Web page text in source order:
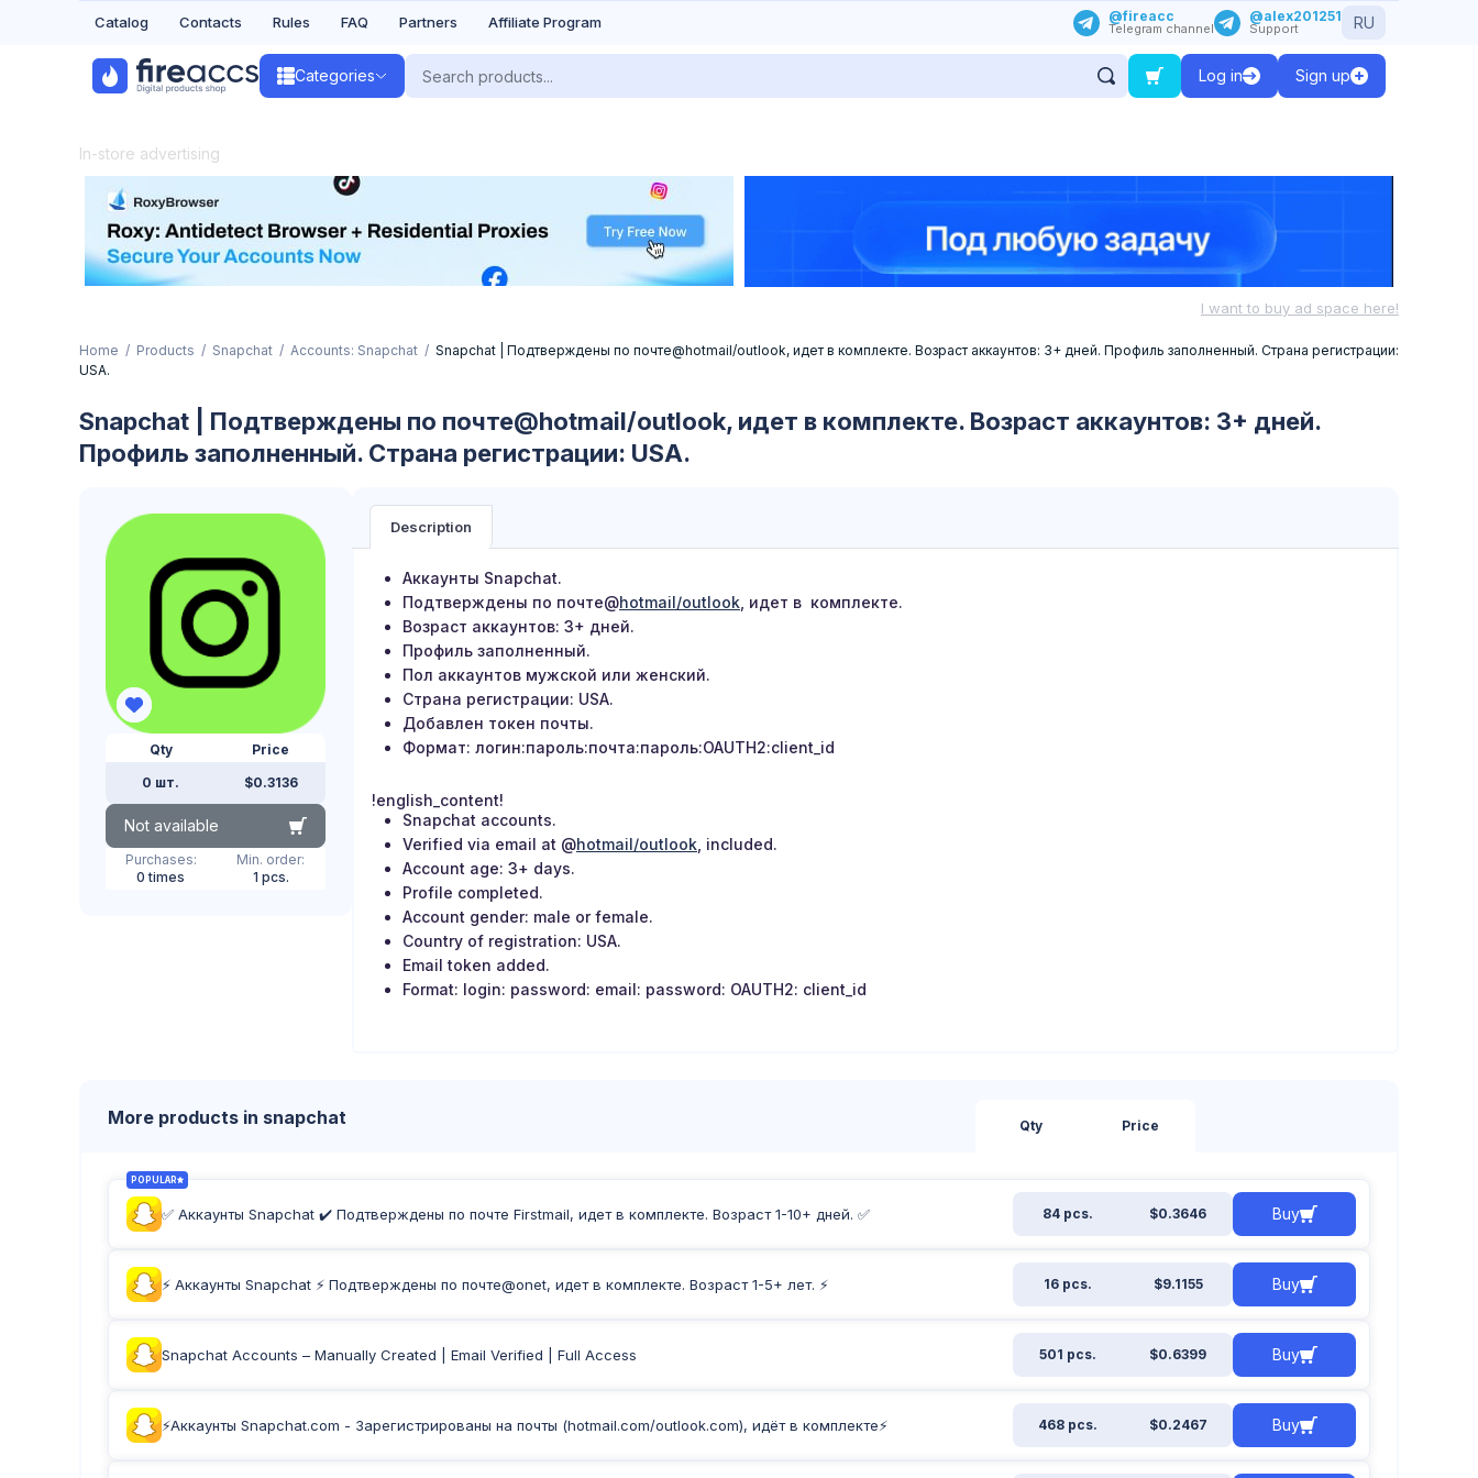
Catalog Contacts Rules FAQ Partners Affiliate Program @fireacc
Telegram channel
@alex201251
Support RU
Categories Log in Sign up
In-store advertising
I want to buy ad space here!
Home Products Snapchat Accounts: Snapchat
Snapchat | Подтверждены по почте@hotmail/outlook, идет в комплекте. Возраст аккаунтов: 3+ дней. Профиль заполненный. Страна регистрации:
USA.
Snapchat | Подтверждены по почте@hotmail/outlook, идет в комплекте. Возраст аккаунтов: 3+ дней.
Профиль заполненный. Страна регистрации: USA.
Qty
0 шт.
Price
$0.3136
Not available
Purchases:
0 times
Min. order:
1 pcs.
Description
Аккаунты Snapchat.
Подтверждены по почте@hotmail/outlook , идет в комплекте.
Возраст аккаунтов: 3+ дней.
Профиль заполненный.
Пол аккаунтов мужской или женский.
Страна регистрации: USA.
Добавлен токен почты.
Формат: логин:пароль:почта:пароль:OAUTH2:client_id
!english_content!
Snapchat accounts.
Verified via email at @hotmail/outlook , included.
Account age: 3+ days.
Profile completed.
Account gender: male or female.
Country of registration: USA.
Email token added.
Format: login: password: email: password: OAUTH2: client_id
More products in snapchat Qty Price
POPULAR
✅ Аккаунты Snapchat ✔️ Подтверждены по почте Firstmail, идет в комплекте. Возраст 1-10+ дней. ✅ 84 pcs. $0.3646 Buy
⚡️ Аккаунты Snapchat ⚡️ Подтверждены по почте@onet, идет в комплекте. Возраст 1-5+ лет. ⚡️ 16 pcs. $9.1155 Buy
Snapchat Accounts – Manually Created | Email Verified | Full Access 501 pcs. $0.6399 Buy
⚡️Аккаунты Snapchat.com - Зарегистрированы на почты (hotmail.com/outlook.com), идёт в комплекте⚡️ 468 pcs. $0.2467 Buy